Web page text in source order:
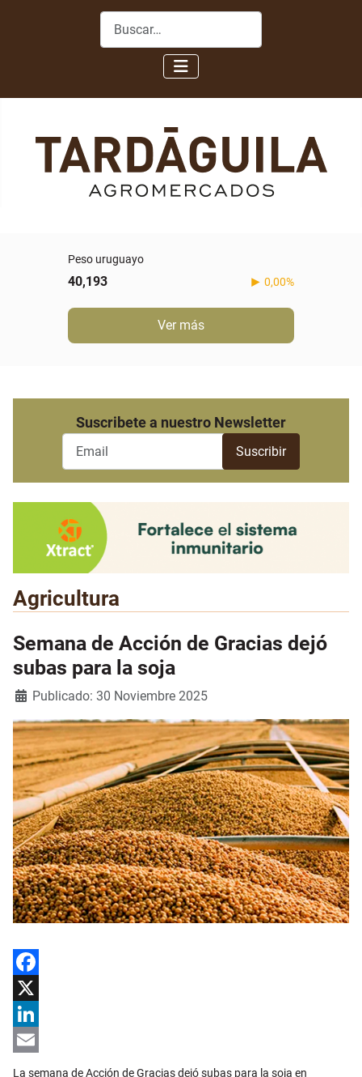
Buscar
Peso uruguayo
40,193 0,00%
Ver más
Suscribete a nuestro Newsletter
Agricultura
Semana de Acción de Gracias dejó
subas para la soja
Detalles
Publicado: 30 Noviembre 2025
Facebook
X
LinkedIn
La semana de Acción de Gracias dejó subas para la soja en